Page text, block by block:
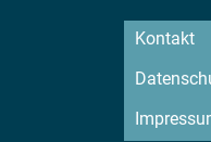
Kontakt